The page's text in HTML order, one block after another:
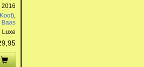
2016
,
Baas
Luxe